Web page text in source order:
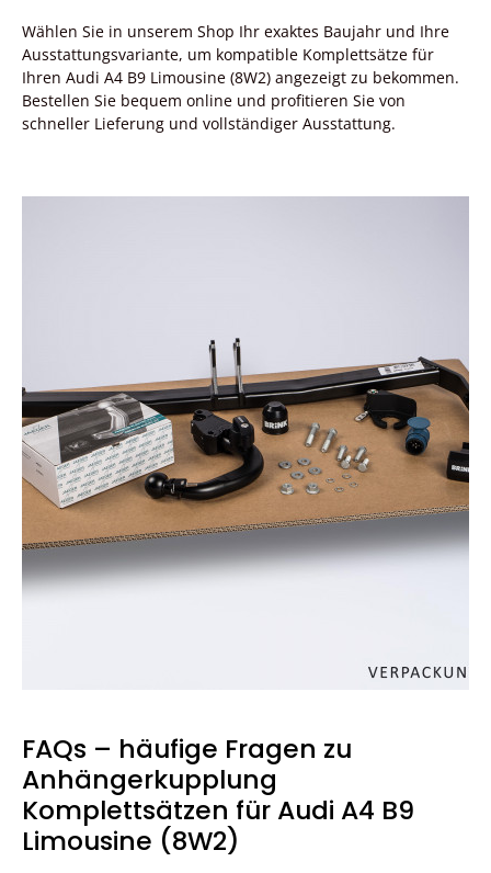
Wählen Sie in unserem Shop Ihr exaktes Baujahr und Ihre
Ausstattungsvariante, um kompatible Komplettsätze für
Ihren Audi A4 B9 Limousine (8W2) angezeigt zu bekommen.
Bestellen Sie bequem online und profitieren Sie von
schneller Lieferung und vollständiger Ausstattung.
FAQs – häufige Fragen zu
Anhängerkupplung
Komplettsätzen für Audi A4 B9
Limousine (8W2)